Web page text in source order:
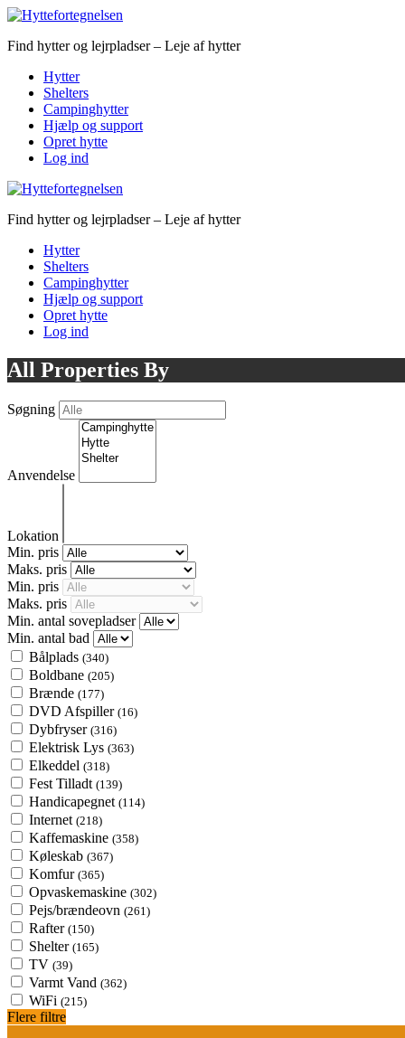
Find hytter og lejrpladser – Leje af hytter
Hytter
Shelters
Campinghytter
Hjælp og support
Opret hytte
Log ind
Find hytter og lejrpladser – Leje af hytter
Hytter
Shelters
Campinghytter
Hjælp og support
Opret hytte
Log ind
All Properties By
Søgning
Anvendelse
Lokation
Min. pris
Maks. pris
Min. pris
Maks. pris
Min. antal sovepladser
Min. antal bad
Bålplads (340)
Boldbane (205)
Brænde (177)
DVD Afspiller (16)
Dybfryser (316)
Elektrisk Lys (363)
Elkeddel (318)
Fest Tilladt (139)
Handicapegnet (114)
Internet (218)
Kaffemaskine (358)
Køleskab (367)
Komfur (365)
Opvaskemaskine (302)
Pejs/brændeovn (261)
Rafter (150)
Shelter (165)
TV (39)
Varmt Vand (362)
WiFi (215)
Flere filtre